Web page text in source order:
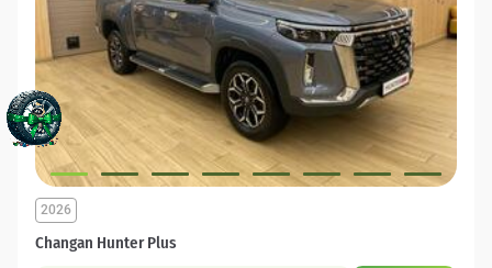
Changan Hunter Plus
2026